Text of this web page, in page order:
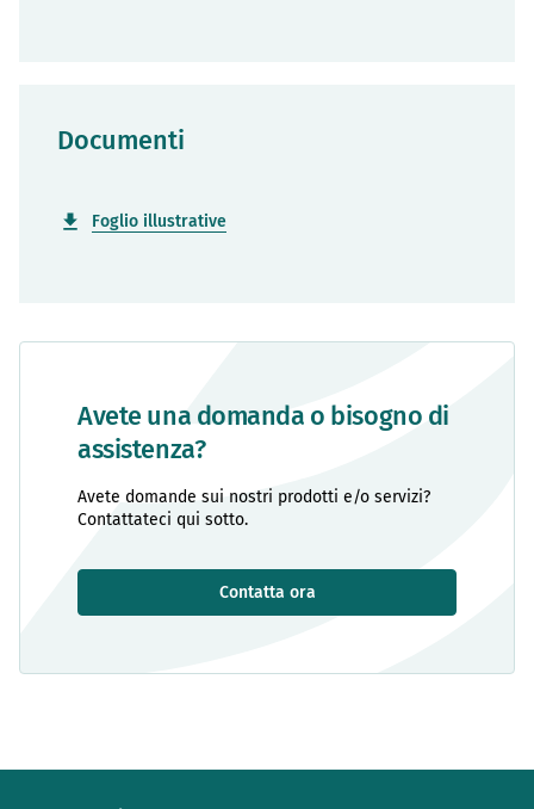
Avete una domanda o bisogno di
assistenza?
Avete domande sui nostri prodotti e/o servizi?
Contattateci qui sotto.
Contatta ora
Documenti
Foglio illustrative